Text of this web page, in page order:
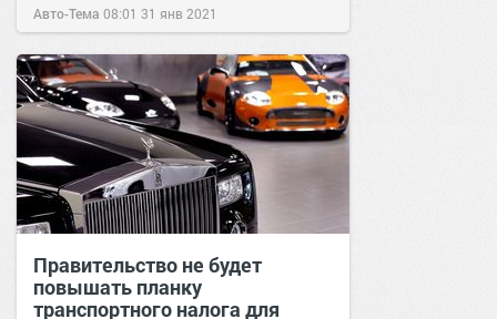
Авто-Тема 08:01 31 янв 2021
Правительство не будет
повышать планку
транспортного налога для